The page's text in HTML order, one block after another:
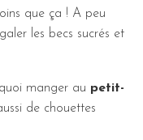
que ça ! A peu
les becs sucrés et
manger au petit-
de chouettes